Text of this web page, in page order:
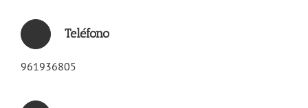
Teléfono
961936805